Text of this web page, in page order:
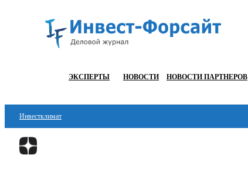
ЭКСПЕРТЫ НОВОСТИ НОВОСТИ ПАРТНЕРОВ
Инвестклимат
Финансы